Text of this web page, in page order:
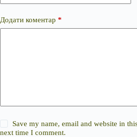
Додати коментар *
Save my name, email and website in
next time I comment.